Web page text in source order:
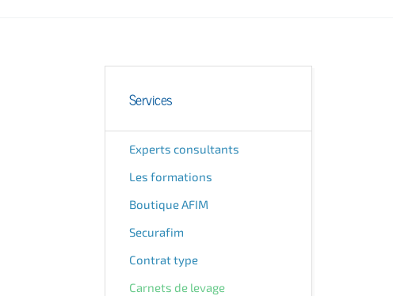
Services
Experts consultants
Les formations
Boutique AFIM
Securafim
Contrat type
Carnets de levage